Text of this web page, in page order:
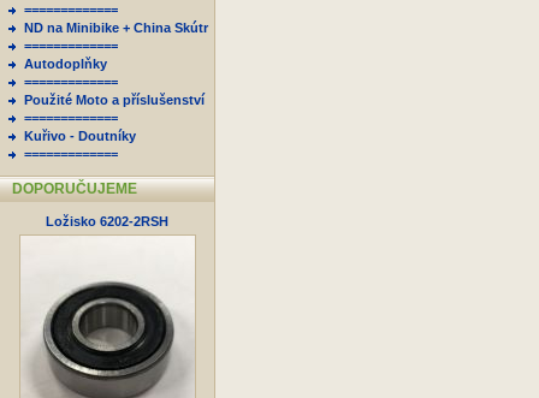
=============
ND na Minibike + China Skútr
=============
Autodoplňky
=============
Použité Moto a příslušenství
=============
Kuřivo - Doutníky
=============
DOPORUČUJEME
Ložisko 6202-2RSH